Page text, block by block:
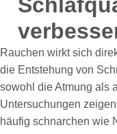
Rauchen wirkt sich
die Entstehung von
sowohl die Atmung als
Untersuchungen
häufig schnarchen wie